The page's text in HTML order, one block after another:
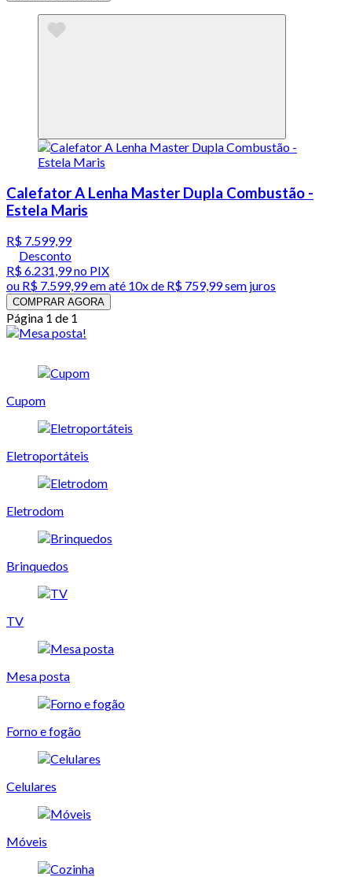
Calefator A Lenha Master Dupla Combustão -
Estela Maris
R$ 7.599,99
Desconto
R$ 6.231,99no PIX
ou R$ 7.599,99em até 10x de R$ 759,99 sem juros
COMPRAR AGORA
Página 1 de 1
Cupom
Eletroportáteis
Eletrodom
Brinquedos
TV
Mesa posta
Forno e fogão
Celulares
Móveis